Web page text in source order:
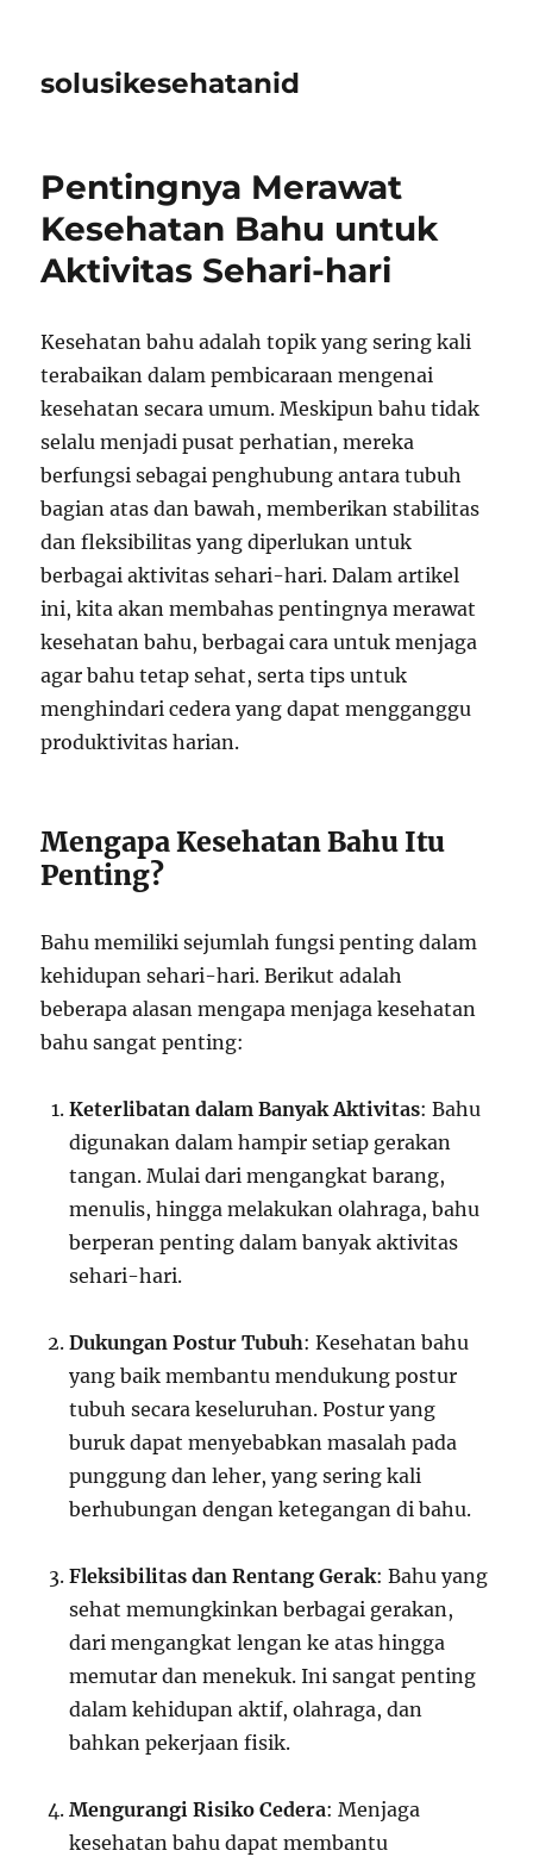
solusikesehatanid
Pentingnya Merawat
Kesehatan Bahu untuk
Aktivitas Sehari-hari
Kesehatan bahu adalah topik yang sering kali
terabaikan dalam pembicaraan mengenai
kesehatan secara umum. Meskipun bahu tidak
selalu menjadi pusat perhatian, mereka
berfungsi sebagai penghubung antara tubuh
bagian atas dan bawah, memberikan stabilitas
dan fleksibilitas yang diperlukan untuk
berbagai aktivitas sehari-hari. Dalam artikel
ini, kita akan membahas pentingnya merawat
kesehatan bahu, berbagai cara untuk menjaga
agar bahu tetap sehat, serta tips untuk
menghindari cedera yang dapat mengganggu
produktivitas harian.
Mengapa Kesehatan Bahu Itu
Penting?
Bahu memiliki sejumlah fungsi penting dalam
kehidupan sehari-hari. Berikut adalah
beberapa alasan mengapa menjaga kesehatan
bahu sangat penting:
Keterlibatan dalam Banyak Aktivitas: Bahu
digunakan dalam hampir setiap gerakan
tangan. Mulai dari mengangkat barang,
menulis, hingga melakukan olahraga, bahu
berperan penting dalam banyak aktivitas
sehari-hari.
Dukungan Postur Tubuh: Kesehatan bahu
yang baik membantu mendukung postur
tubuh secara keseluruhan. Postur yang
buruk dapat menyebabkan masalah pada
punggung dan leher, yang sering kali
berhubungan dengan ketegangan di bahu.
Fleksibilitas dan Rentang Gerak: Bahu yang
sehat memungkinkan berbagai gerakan,
dari mengangkat lengan ke atas hingga
memutar dan menekuk. Ini sangat penting
dalam kehidupan aktif, olahraga, dan
bahkan pekerjaan fisik.
Mengurangi Risiko Cedera: Menjaga
kesehatan bahu dapat membantu